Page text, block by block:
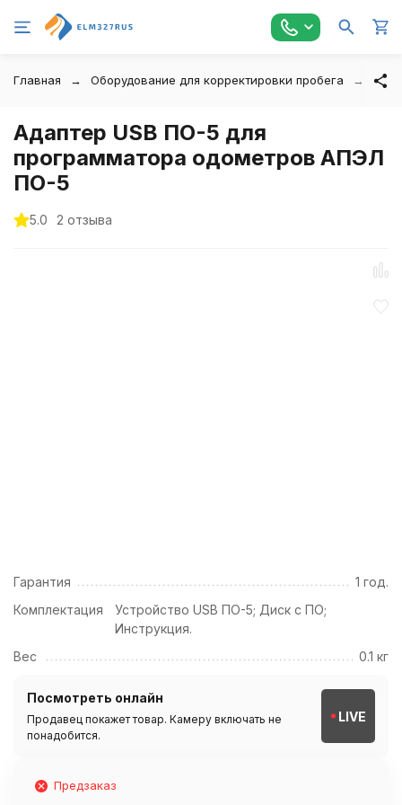
Главная Оборудование для корректировки пробега
Адаптер USB ПО-5 для
программатора одометров АПЭЛ
ПО-5
5.0 2 отзыва
Гарантия
1 год.
Комплектация
Устройство USB ПО-5; Диск с ПО;
Инструкция.
Вес
0.1 кг
Посмотреть онлайн
Продавец покажет товар. Камеру включать не
понадобится.
LIVE
Предзаказ